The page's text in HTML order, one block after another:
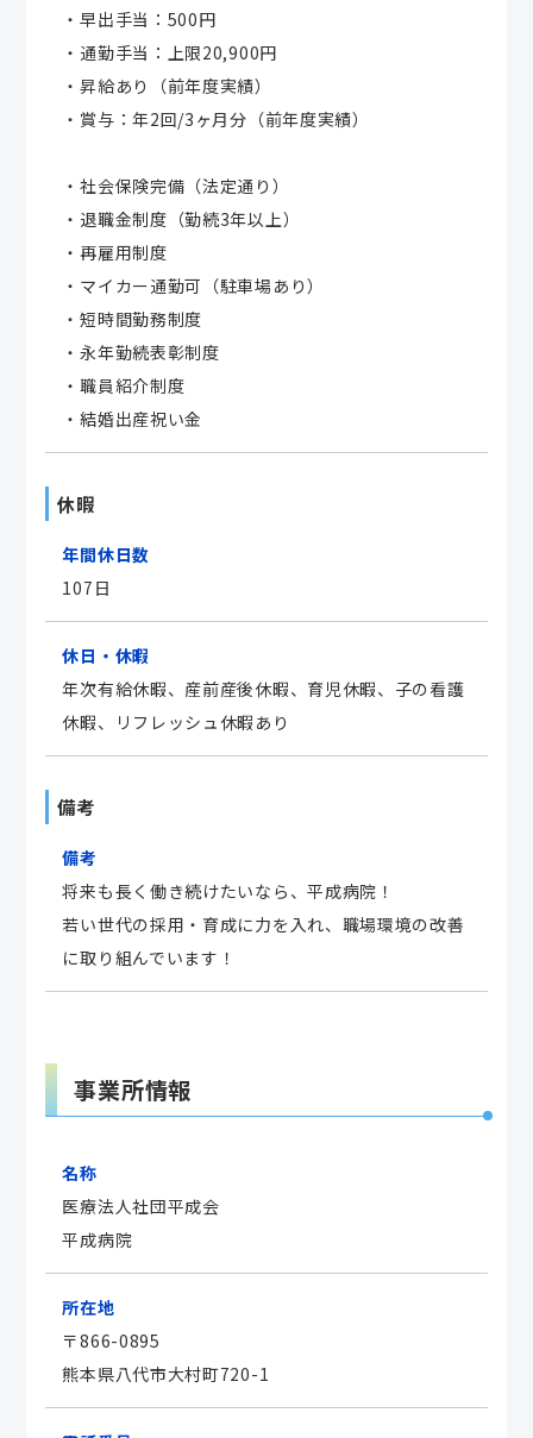
・早出手当：500円
・通勤手当：上限20,900円
・昇給あり（前年度実績）
・賞与：年2回/3ヶ月分（前年度実績）
・社会保険完備（法定通り）
・退職金制度（勤続3年以上）
・再雇用制度
・マイカー通勤可（駐車場あり）
・短時間勤務制度
・永年勤続表彰制度
・職員紹介制度
・結婚出産祝い金
休暇
年間休日数
107日
休日・休暇
年次有給休暇、産前産後休暇、育児休暇、子の看護
休暇、リフレッシュ休暇あり
備考
備考
将来も長く働き続けたいなら、平成病院！
若い世代の採用・育成に力を入れ、職場環境の改善
に取り組んでいます！
事業所情報
名称
医療法人社団平成会
平成病院
所在地
〒866-0895
熊本県八代市大村町720-1